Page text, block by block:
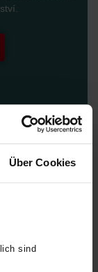
Über Cookies
sind